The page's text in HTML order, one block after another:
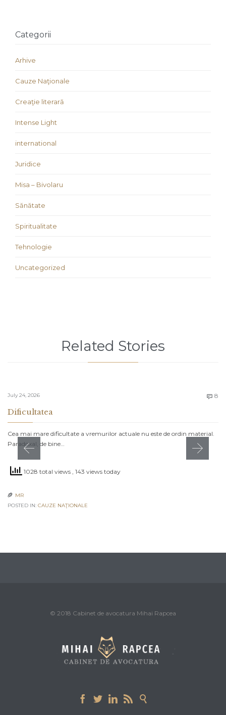
Categorii
Arhive
Cauze Naţionale
Creaţie literară
Intense Light
international
Juridice
Misa – Bivolaru
Sănătate
Spiritualitate
Tehnologie
Uncategorized
Related Stories
July 24, 2026  8
Dificultatea
Cea mai mare dificultate a vremurilor actuale nu este de ordin material.
Paradoxal, de bine…
1028 total views , 143 views today
 MR
POSTED IN: CAUZE NAŢIONALE
© 2018 Cabinet de avocatura Mihai Rapcea
    